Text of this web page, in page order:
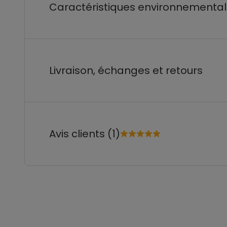
Caractéristiques
Livraison, échanges et retours
Avis clients (1)